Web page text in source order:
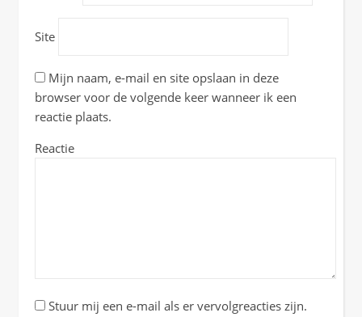
Site
Mijn naam, e-mail en site opslaan in deze
browser voor de volgende keer wanneer ik een
reactie plaats.
Reactie
Stuur mij een e-mail als er vervolgreacties zijn.